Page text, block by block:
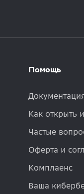
Помощь
Как открыть
Частые
Оферта и
Комплаенс
Ваша